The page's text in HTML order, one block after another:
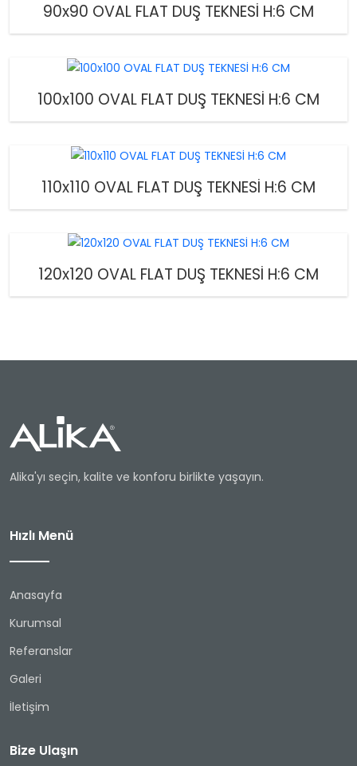
90x90 OVAL FLAT DUŞ TEKNESİ H:6 CM
100x100 OVAL FLAT DUŞ TEKNESİ H:6 CM
110x110 OVAL FLAT DUŞ TEKNESİ H:6 CM
120x120 OVAL FLAT DUŞ TEKNESİ H:6 CM
Alika'yı seçin, kalite ve konforu birlikte yaşayın.
Hızlı Menü
Anasayfa
Kurumsal
Referanslar
Galeri
İletişim
Bize Ulaşın